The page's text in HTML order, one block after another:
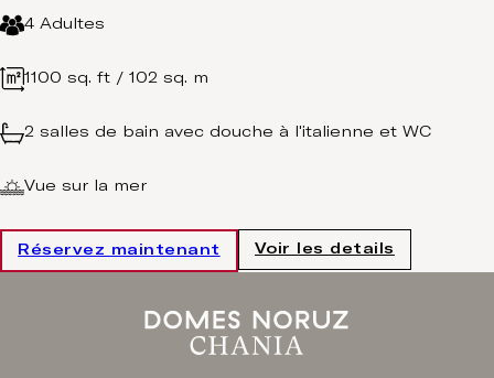
4 Adultes
1100 sq. ft / 102 sq. m
2 salles de bain avec douche à l'italienne et WC
Vue sur la mer
Réservez maintenant Voir les details